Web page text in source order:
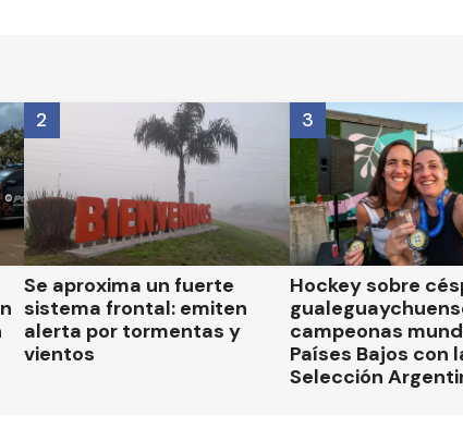
Se aproxima un fuerte
sistema frontal: emiten
alerta por tormentas y
vientos
2
Hockey sobre
campeonas
Países Bajos con
Selección
3